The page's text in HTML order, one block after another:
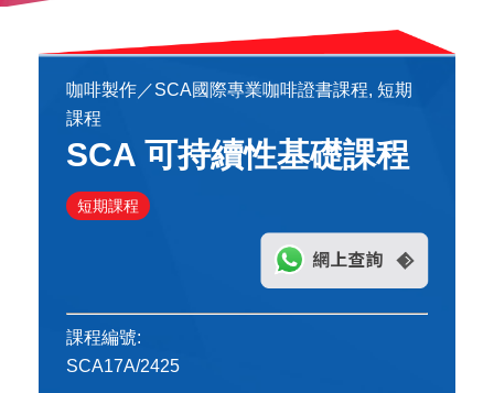
咖啡製作／SCA國際專業咖啡證書課程, 短期
課程
SCA 可持續性基礎課程
短期課程
課程編號:
SCA17A/2425